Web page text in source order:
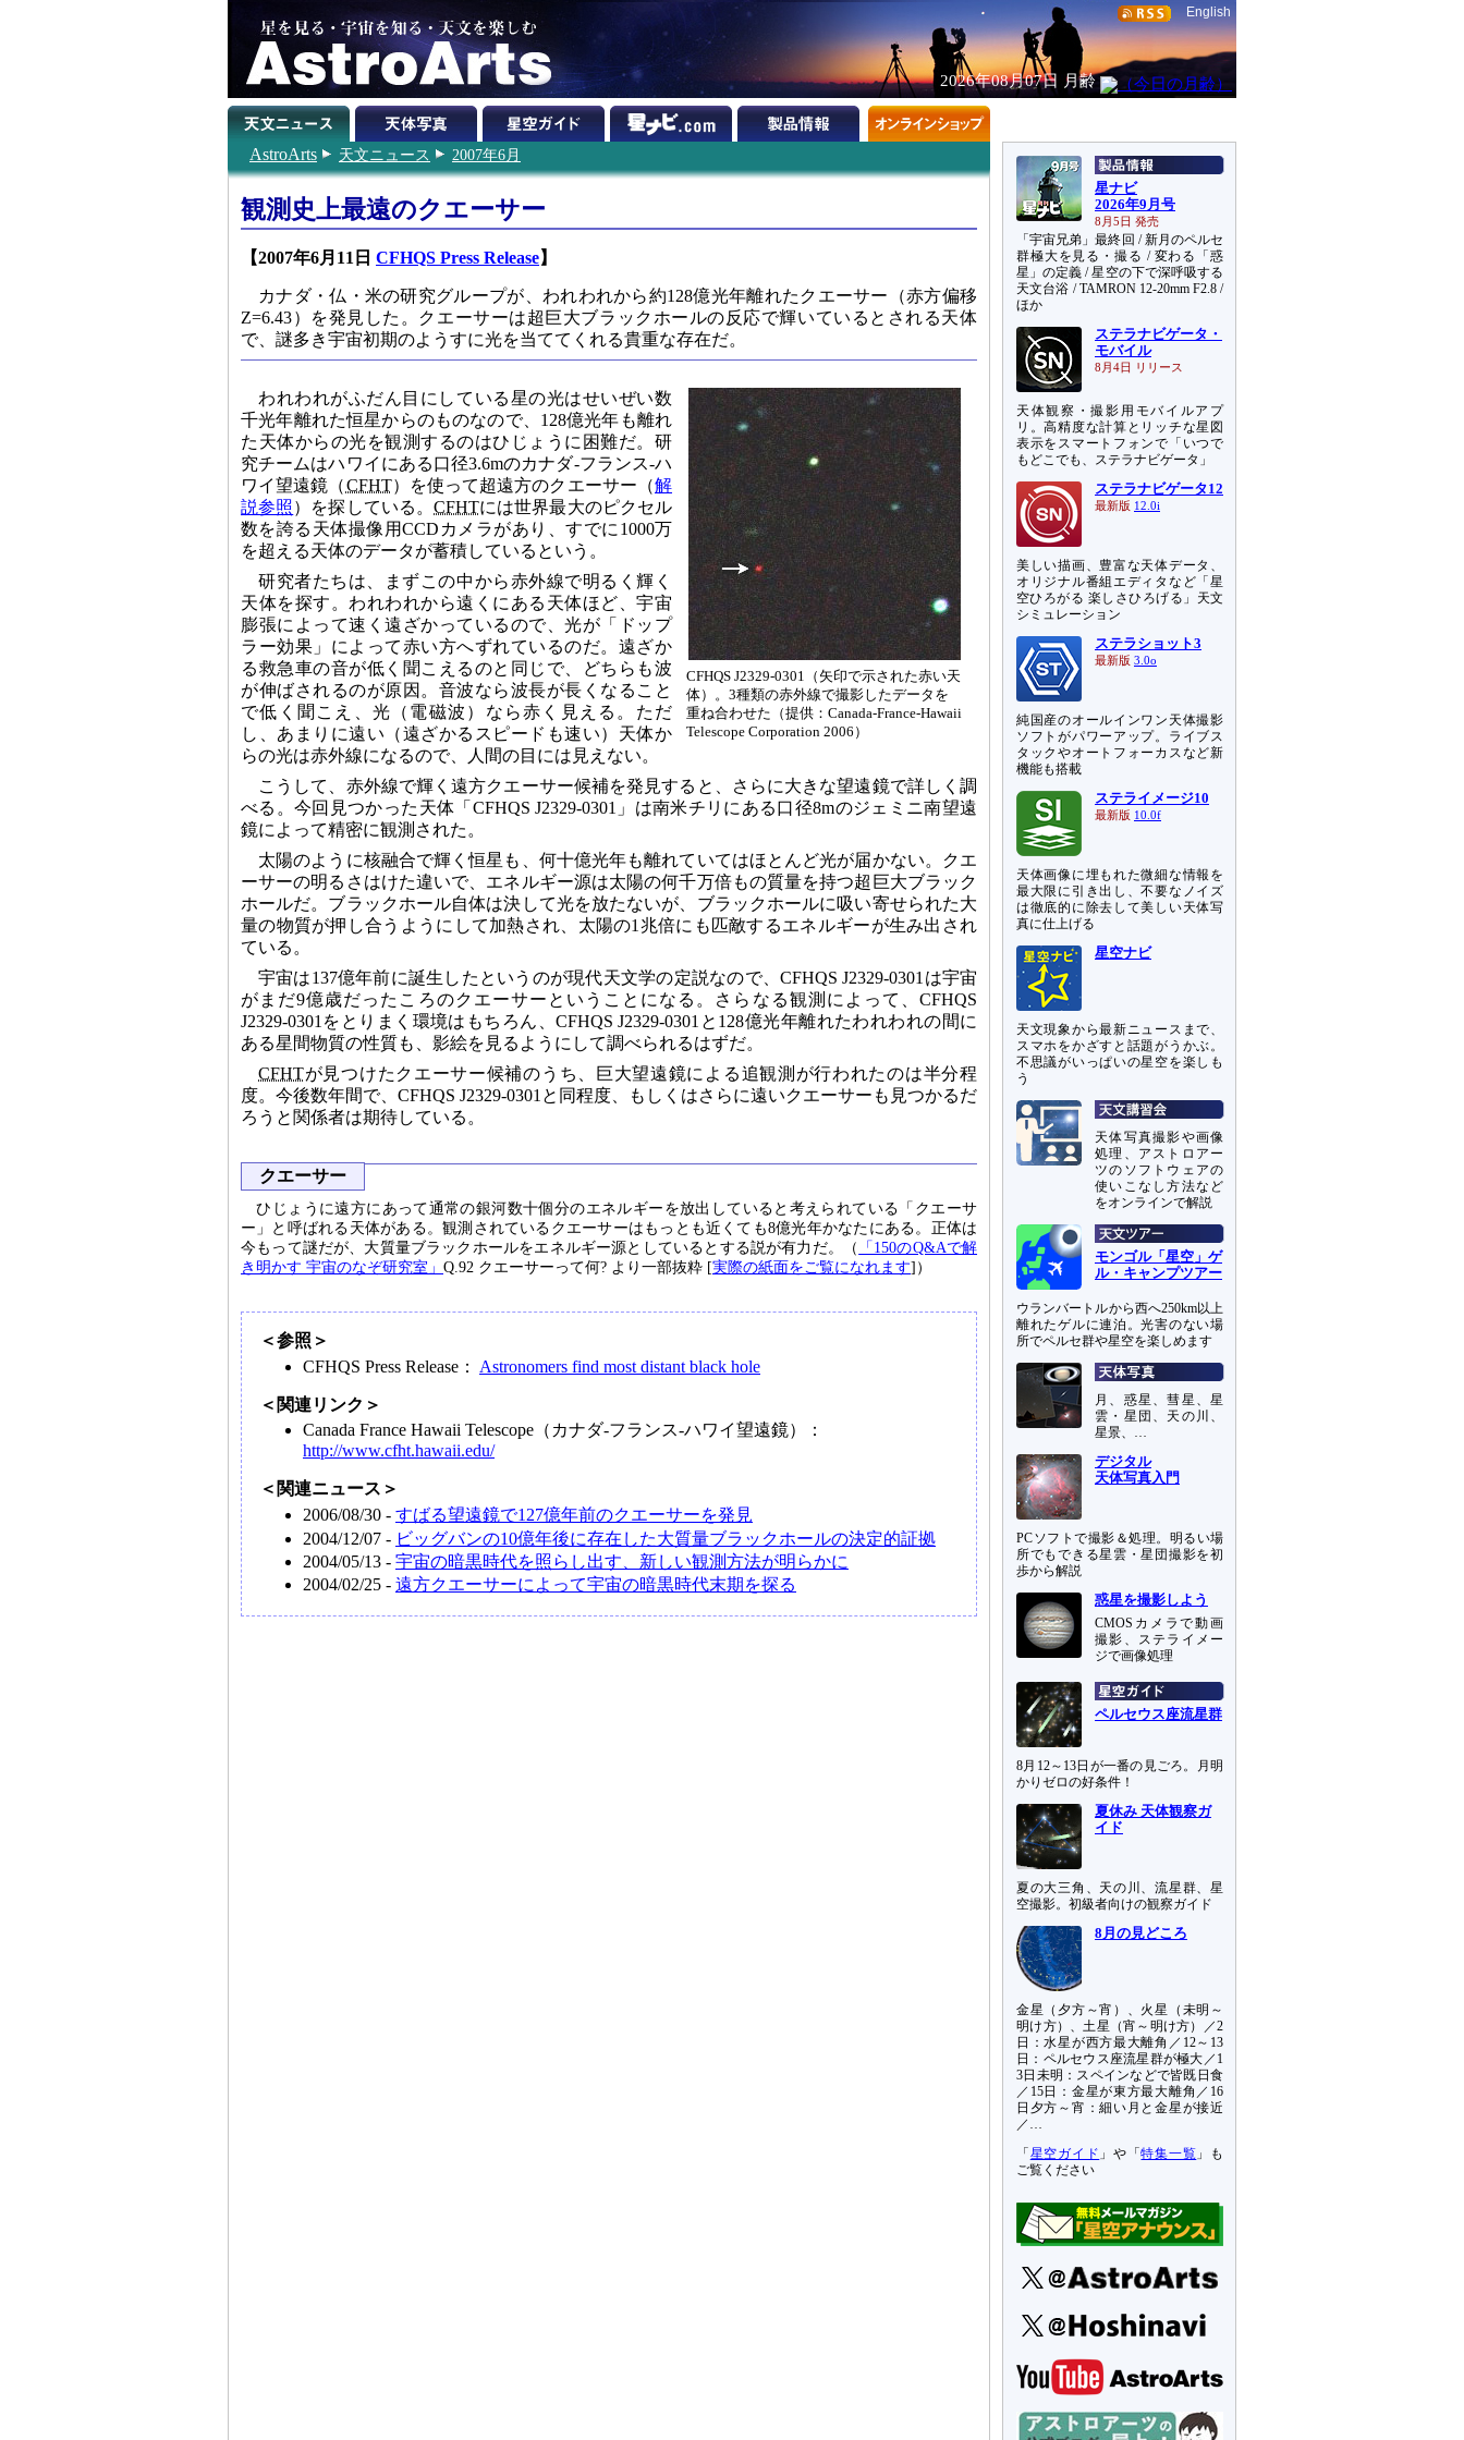
English
2026年08月07日 月齢
AstroArts 天文ニュース 2007年6月
観測史上最遠のクエーサー
【2007年6月11日 CFHQS Press Release】
カナダ・仏・米の研究グループが、われわれから約128億光年離れたクエーサー（赤方偏移
Z=6.43）を発見した。クエーサーは超巨大ブラックホールの反応で輝いているとされる天体
で、謎多き宇宙初期のようすに光を当ててくれる貴重な存在だ。
CFHQS J2329-0301（矢印で示された赤い天
体）。3種類の赤外線で撮影したデータを
重ね合わせた（提供：Canada-France-Hawaii
Telescope Corporation 2006）
われわれがふだん目にしている星の光はせいぜい数
千光年離れた恒星からのものなので、128億光年も離れ
た天体からの光を観測するのはひじょうに困難だ。研
究チームはハワイにある口径3.6mのカナダ-フランス-ハ
ワイ望遠鏡（CFHT）を使って超遠方のクエーサー（解
説参照）を探している。CFHTには世界最大のピクセル
数を誇る天体撮像用CCDカメラがあり、すでに1000万
を超える天体のデータが蓄積しているという。
研究者たちは、まずこの中から赤外線で明るく輝く
天体を探す。われわれから遠くにある天体ほど、宇宙
膨張によって速く遠ざかっているので、光が「ドップ
ラー効果」によって赤い方へずれているのだ。遠ざか
る救急車の音が低く聞こえるのと同じで、どちらも波
が伸ばされるのが原因。音波なら波長が長くなること
で低く聞こえ、光（電磁波）なら赤く見える。ただ
し、あまりに遠い（遠ざかるスピードも速い）天体か
らの光は赤外線になるので、人間の目には見えない。
こうして、赤外線で輝く遠方クエーサー候補を発見すると、さらに大きな望遠鏡で詳しく調
べる。今回見つかった天体「CFHQS J2329-0301」は南米チリにある口径8mのジェミニ南望遠
鏡によって精密に観測された。
太陽のように核融合で輝く恒星も、何十億光年も離れていてはほとんど光が届かない。クエ
ーサーの明るさはけた違いで、エネルギー源は太陽の何千万倍もの質量を持つ超巨大ブラック
ホールだ。ブラックホール自体は決して光を放たないが、ブラックホールに吸い寄せられた大
量の物質が押し合うようにして加熱され、太陽の1兆倍にも匹敵するエネルギーが生み出され
ている。
宇宙は137億年前に誕生したというのが現代天文学の定説なので、CFHQS J2329-0301は宇宙
がまだ9億歳だったころのクエーサーということになる。さらなる観測によって、CFHQS
J2329-0301をとりまく環境はもちろん、CFHQS J2329-0301と128億光年離れたわれわれの間に
ある星間物質の性質も、影絵を見るようにして調べられるはずだ。
CFHTが見つけたクエーサー候補のうち、巨大望遠鏡による追観測が行われたのは半分程
度。今後数年間で、CFHQS J2329-0301と同程度、もしくはさらに遠いクエーサーも見つかるだ
ろうと関係者は期待している。
クエーサー
ひじょうに遠方にあって通常の銀河数十個分のエネルギーを放出していると考えられている「クエーサ
ー」と呼ばれる天体がある。観測されているクエーサーはもっとも近くても8億光年かなたにある。正体は
今もって謎だが、大質量ブラックホールをエネルギー源としているとする説が有力だ。（
「150のQ&Aで解
き明かす 宇宙のなぞ研究室」 Q.92 クエーサーって何? より一部抜粋 [実際の紙面をご覧になれます]）
＜参照＞
CFHQS Press Release： Astronomers find most distant black hole
＜関連リンク＞
Canada France Hawaii Telescope（カナダ-フランス-ハワイ望遠鏡）：
http://www.cfht.hawaii.edu/
＜関連ニュース＞
2006/08/30 - すばる望遠鏡で127億年前のクエーサーを発見
2004/12/07 - ビッグバンの10億年後に存在した大質量ブラックホールの決定的証拠
2004/05/13 - 宇宙の暗黒時代を照らし出す、新しい観測方法が明らかに
2004/02/25 - 遠方クエーサーによって宇宙の暗黒時代末期を探る
星ナビ
2026年9月号
8月5日 発売
「宇宙兄弟」最終回 / 新月のペルセ
群極大を見る・撮る / 変わる「惑
星」の定義 / 星空の下で深呼吸する
天文台浴 / TAMRON 12-20mm F2.8 /
ほか
ステラナビゲータ・
モバイル
8月4日 リリース
天体観察・撮影用モバイルアプ
リ。高精度な計算とリッチな星図
表示をスマートフォンで「いつで
もどこでも、ステラナビゲータ」
ステラナビゲータ12
最新版 12.0i
美しい描画、豊富な天体データ、
オリジナル番組エディタなど「星
空ひろがる 楽しさひろげる」天文
シミュレーション
ステラショット3
最新版 3.0o
純国産のオールインワン天体撮影
ソフトがパワーアップ。ライブス
タックやオートフォーカスなど新
機能も搭載
ステライメージ10
最新版 10.0f
天体画像に埋もれた微細な情報を
最大限に引き出し、不要なノイズ
は徹底的に除去して美しい天体写
真に仕上げる
星空ナビ
天文現象から最新ニュースまで、
スマホをかざすと話題がうかぶ。
不思議がいっぱいの星空を楽しも
う
天体写真撮影や画像
処理、アストロアー
ツのソフトウェアの
使いこなし方法など
をオンラインで解説
モンゴル「星空」ゲ
ル・キャンプツアー
ウランバートルから西へ250km以上
離れたゲルに連泊。光害のない場
所でペルセ群や星空を楽しめます
月、惑星、彗星、星
雲・星団、天の川、
星景、…
デジタル
天体写真入門
PCソフトで撮影＆処理。明るい場
所でもできる星雲・星団撮影を初
歩から解説
惑星を撮影しよう
CMOSカメラで動画
撮影、ステライメー
ジで画像処理
ペルセウス座流星群
8月12～13日が一番の見ごろ。月明
かりゼロの好条件！
夏休み 天体観察ガ
イド
夏の大三角、天の川、流星群、星
空撮影。初級者向けの観察ガイド
8月の見どころ
金星（夕方～宵）、火星（未明～
明け方）、土星（宵～明け方）／2
日：水星が西方最大離角／12～13
日：ペルセウス座流星群が極大／1
3日未明：スペインなどで皆既日食
／15日：金星が東方最大離角／16
日夕方～宵：細い月と金星が接近
／…
「 星空ガイド 」や「特集一覧 」も
ご覧ください